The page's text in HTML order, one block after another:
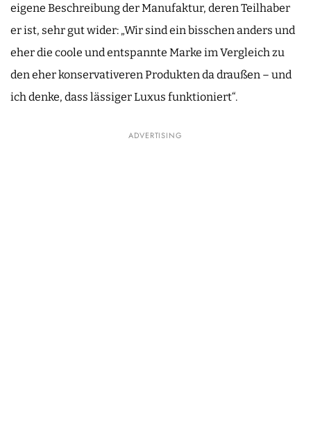
eigene Beschreibung der Manufaktur, deren Teilhaber
er ist, sehr gut wider: „Wir sind ein bisschen anders und
eher die coole und entspannte Marke im Vergleich zu
den eher konservativeren Produkten da draußen – und
ich denke, dass lässiger Luxus funktioniert“.
ADVERTISING